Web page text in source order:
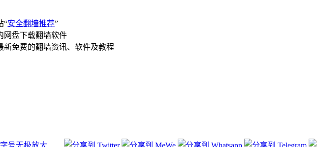
“安全翻墙推荐”
网盘下载翻墙软件
免费的翻墙资讯、软件及教程